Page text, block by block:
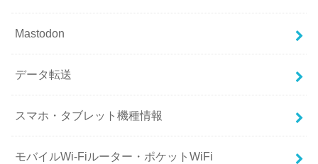
Mastodon
データ転送
スマホ・タブレット機種情報
モバイルWi-Fiルーター・ポケットWiFi